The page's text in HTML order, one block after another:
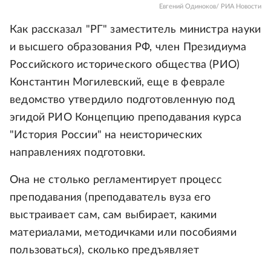
Евгений Одиноков/ РИА Новости
Как рассказал "РГ" заместитель министра науки
и высшего образования РФ, член Президиума
Российского исторического общества (РИО)
Константин Могилевский, еще в феврале
ведомство утвердило подготовленную под
эгидой РИО Концепцию преподавания курса
"История России" на неисторических
направлениях подготовки.
Она не столько регламентирует процесс
преподавания (преподаватель вуза его
выстраивает сам, сам выбирает, какими
материалами, методичками или пособиями
пользоваться), сколько предъявляет